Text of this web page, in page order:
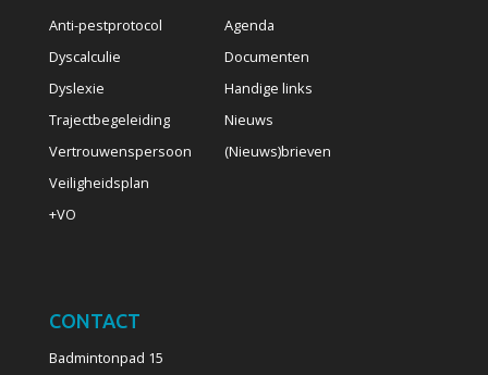
Anti-pestprotocol
Dyscalculie
Dyslexie
Trajectbegeleiding
Vertrouwenspersoon
Veiligheidsplan
+VO
Agenda
Documenten
Handige links
Nieuws
(Nieuws)brieven
CONTACT
Badmintonpad 15